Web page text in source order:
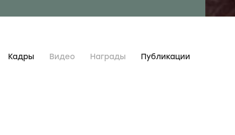
Кадры Видео Награды Публикации